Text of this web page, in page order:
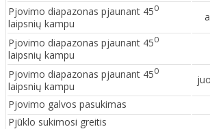
Pjovimo diapazonas pjaunant 450
laipsnių kampu
Pjovimo diapazonas pjaunant 450
laipsnių kampu
Pjovimo diapazonas pjaunant 450
laipsnių kampu
Pjovimo galvos pasukimas
Pjūklo sukimosi greitis